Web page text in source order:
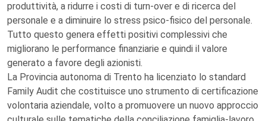
produttività, a ridurre i costi di turn-over e di ricerca del
personale e a diminuire lo stress psico-fisico del personale.
Tutto questo genera effetti positivi complessivi che
migliorano le performance finanziarie e quindi il valore
generato a favore degli azionisti.
La Provincia autonoma di Trento ha licenziato lo standard
Family Audit che costituisce uno strumento di certificazione
volontaria aziendale, volto a promuovere un nuovo approccio